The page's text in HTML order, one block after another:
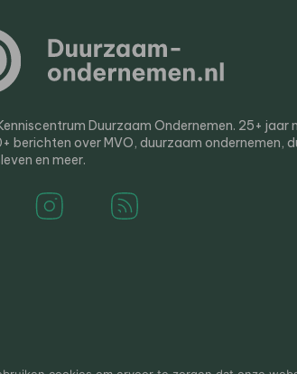
Duurzaam Ondernemen. 25+ jaar
berichten over MVO, duurzaam ondernemen,
en meer.
2026 Van der Molen EIS Colofon Disclaimer